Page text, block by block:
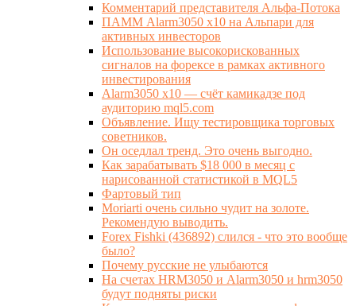
Комментарий представителя Альфа-Потока
ПАММ Alarm3050 x10 на Альпари для
активных инвесторов
Использование высокорискованных
сигналов на форексе в рамках активного
инвестирования
Alarm3050 x10 — счёт камикадзе под
аудиторию mql5.com
Объявление. Ищу тестировщика торговых
советников.
Он оседлал тренд. Это очень выгодно.
Как зарабатывать $18 000 в месяц с
нарисованной статистикой в MQL5
Фартовый тип
Moriarti очень сильно чудит на золоте.
Рекомендую выводить.
Forex Fishki (436892) слился - что это вообще
было?
Почему русские не улыбаются
На счетах HRM3050 и Alarm3050 и hrm3050
будут подняты риски